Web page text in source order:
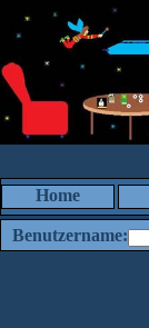
Home
Benutzername: